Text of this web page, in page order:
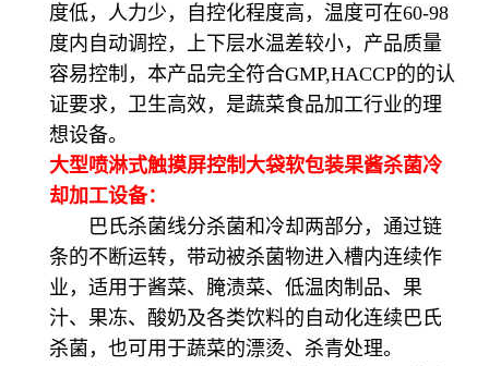
度低，人力少，自控化程度高，温度可在60-98
度内自动调控，上下层水温差较小，产品质量
容易控制，本产品完全符合GMP,HACCP的的认
证要求，卫生高效，是蔬菜食品加工行业的理
想设备。
大型喷淋式触摸屏控制大袋软包装果酱杀菌冷
却加工设备：
巴氏杀菌线分杀菌和冷却两部分，通过链
条的不断运转，带动被杀菌物进入槽内连续作
业，适用于酱菜、腌渍菜、低温肉制品、果
汁、果冻、酸奶及各类饮料的自动化连续巴氏
杀菌，也可用于蔬菜的漂烫、杀青处理。